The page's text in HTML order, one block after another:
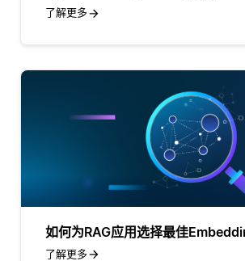
了解更多
如何为RAG应用选择最佳
了解更多